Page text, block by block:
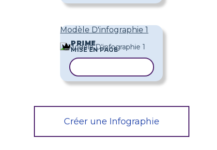
Modèle D'infographie 1
PRIME
MISE EN PAGE
Créer une Infographie